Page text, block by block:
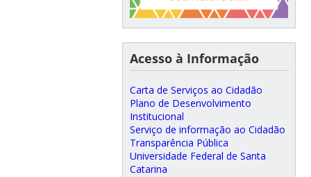
Acesso à Informação
Carta de Serviços ao Cidadão
Plano de Desenvolvimento
Institucional
Serviço de informação ao Cidadão
Transparência Pública
Universidade Federal de Santa
Catarina